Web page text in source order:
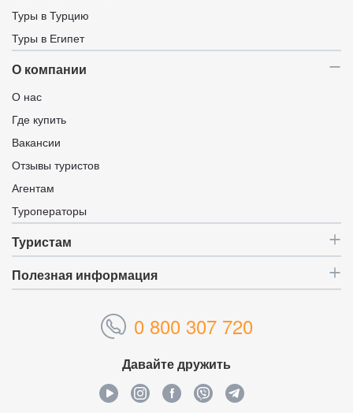
Туры в Турцию
Туры в Египет
О компании
О нас
Где купить
Вакансии
Отзывы туристов
Агентам
Туроператоры
Туристам
Полезная информация
0 800 307 720
Давайте дружить